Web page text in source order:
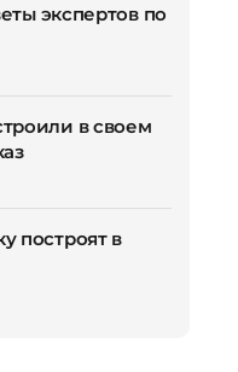
экспертов по
в своем
построят в